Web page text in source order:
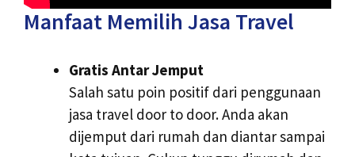
Manfaat Memilih Jasa Travel
Gratis Antar Jemput
Salah satu poin positif dari penggunaan
jasa travel door to door. Anda akan
dijemput dari rumah dan diantar sampai